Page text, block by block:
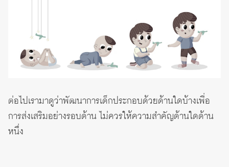
ต่อไปเรามาดูว่าพัฒนาการเด็กประกอบด้วยด้านใดบ้างเพื่อ
การส่งเสริมอย่างรอบด้าน ไม่ควรให้ความสำคัญด้านใดด้าน
หนึ่ง